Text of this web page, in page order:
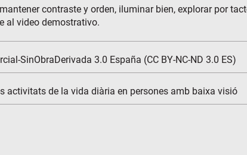
contraste y orden, iluminar bien, explorar por
al video demostrativo.
SinObraDerivada 3.0 España (CC BY-NC-ND 3.0 ES)
activitats de la vida diària en persones amb baixa visió